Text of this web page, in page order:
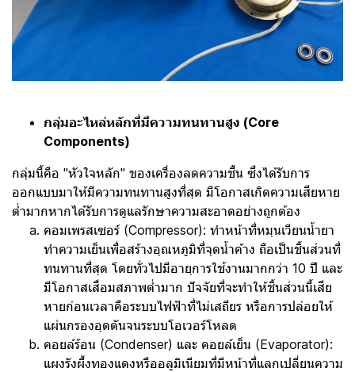
กลุ่มอะไหล่หลักที่มีความทนทานสูง (Core
Components)
กลุ่มนี้คือ "หัวใจหลัก" ของเครื่องลดความชื้น ซึ่งได้รับการ
ออกแบบมาให้มีความทนทานสูงที่สุด มีโอกาสเกิดความเสียหาย
ต่ำมากหากได้รับการดูแลรักษาความสะอาดอย่างถูกต้อง
คอมเพรสเซอร์ (Compressor): ทำหน้าที่หมุนเวียนน้ำยา
ทำความเย็นเพื่อสร้างอุณหภูมิที่จุดน้ำค้าง ถือเป็นชิ้นส่วนที่
ทนทานที่สุด โดยทั่วไปมีอายุการใช้งานมากกว่า 10 ปี และ
มีโอกาสเสื่อมสภาพต่ำมาก ปัจจัยที่จะทำให้ชิ้นส่วนนี้เสีย
หายก่อนเวลาคือระบบไฟฟ้าที่ไม่เสถียร หรือการปล่อยให้
แผ่นกรองอุดตันจนระบบโอเวอร์โหลด
คอยล์ร้อน (Condenser) และ คอยล์เย็น (Evaporator):
แผงรังผึ้งทองแดงหรืออลูมิเนียมที่มีหน้าที่แลกเปลี่ยนความ